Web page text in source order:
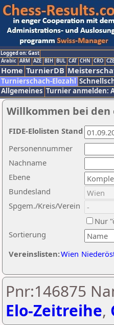
Logged on: Gast
Arabic ARM AZE BIH BUL CAT CHN CRO CZE
Home TurnierDB
Turnierschach-Elozahl
Allgemeines Turnier anmelden:
Willkommen bei den
Nachname
Ebene
Sortierung
Personennummer
Bundesland
Spgem./Kreis/Verein
Nur
Vereinslisten:Wien
FIDE-Elolisten Stand
Pnr:146875
Elo-Zeitreihe,